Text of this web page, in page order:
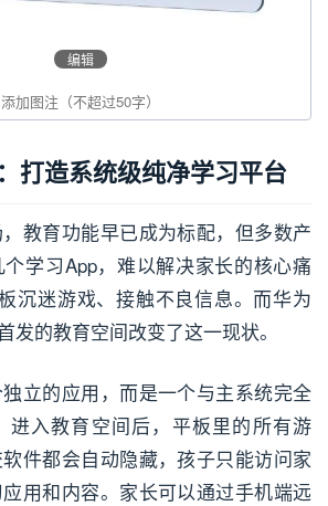
编辑
打造系统级纯净学习平台
教育功能早已成为标配，但多数产
学习App，难以解决家长的核心痛
迷游戏、接触不良信息。而华为
发的教育空间改变了这一现状。
立的应用，而是一个与主系统完全
进入教育空间后，平板里的所有游
件都会自动隐藏，孩子只能访问家
用和内容。家长可以通过手机端远